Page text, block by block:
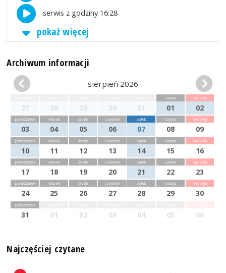
serwis z godziny 16:28
pokaż więcej
Archiwum informacji
sierpień 2026
27 28 29 30 31
sobota
01
niedziela
02
poniedziałek
03
wtorek
04
środa
05
czwartek
06
piątek
07
sobota
08
niedziela
09
poniedziałek
10
wtorek
11
środa
12
czwartek
13
piątek
14
sobota
15
niedziela
16
poniedziałek
17
wtorek
18
środa
19
czwartek
20
piątek
21
sobota
22
niedziela
23
poniedziałek
24
wtorek
25
środa
26
czwartek
27
piątek
28
sobota
29
niedziela
30
poniedziałek
31 01 02 03 04 05 06
Najczęściej czytane